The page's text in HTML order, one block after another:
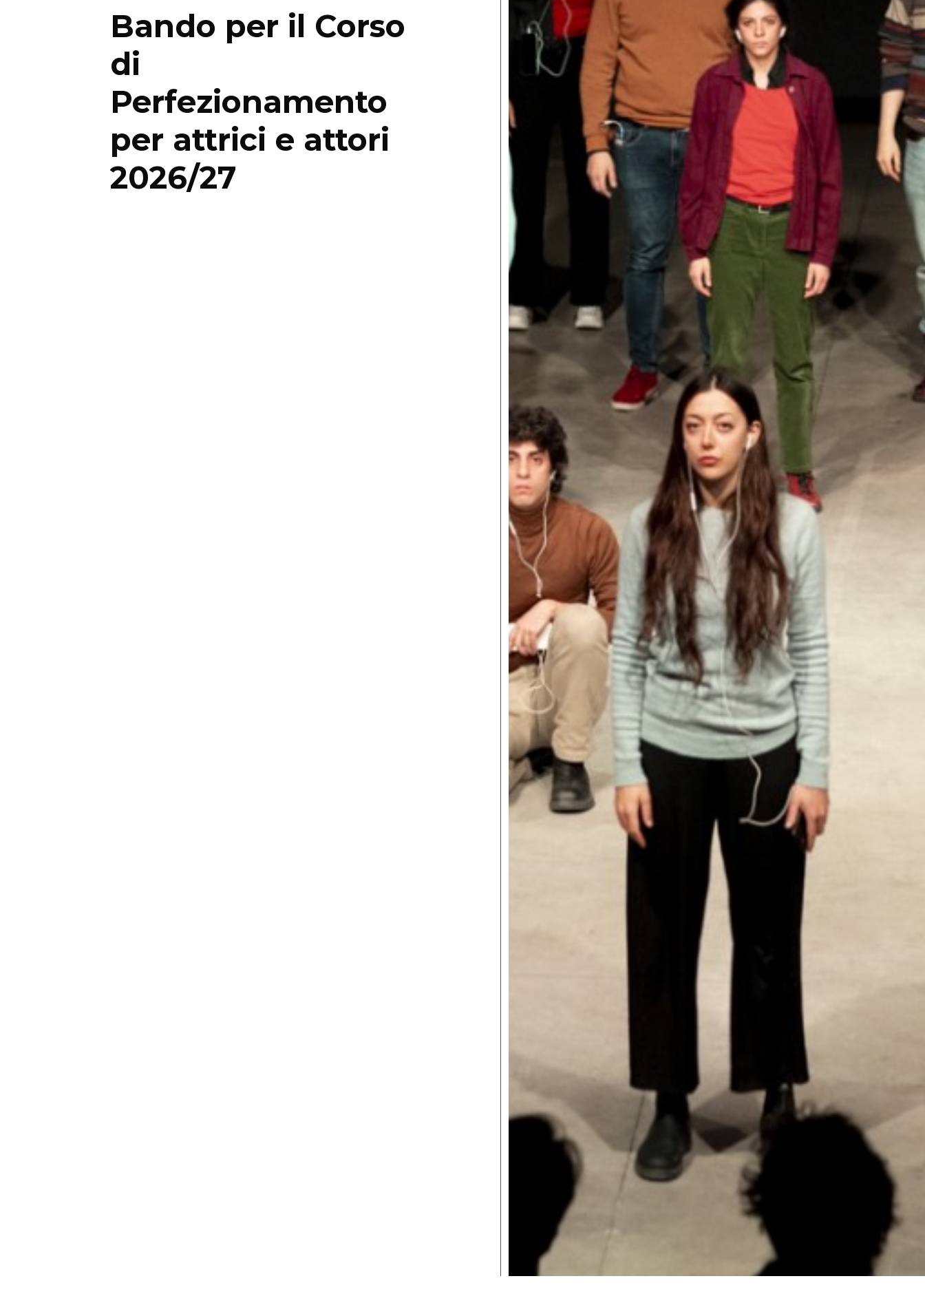
Bando per il Corso
di
Perfezionamento
per attrici e attori
2026/27